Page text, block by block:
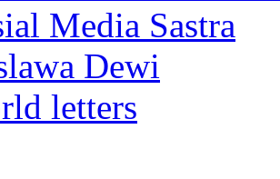
Media Sastra
Dewi
letters